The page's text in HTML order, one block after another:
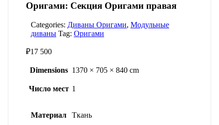
Оригами: Секция Оригами правая
Categories: Диваны Оригами, Модульные
диваны Tag: Оригами
₽17 500
Dimensions 1370 × 705 × 840 cm
Число мест 1
Материал Ткань